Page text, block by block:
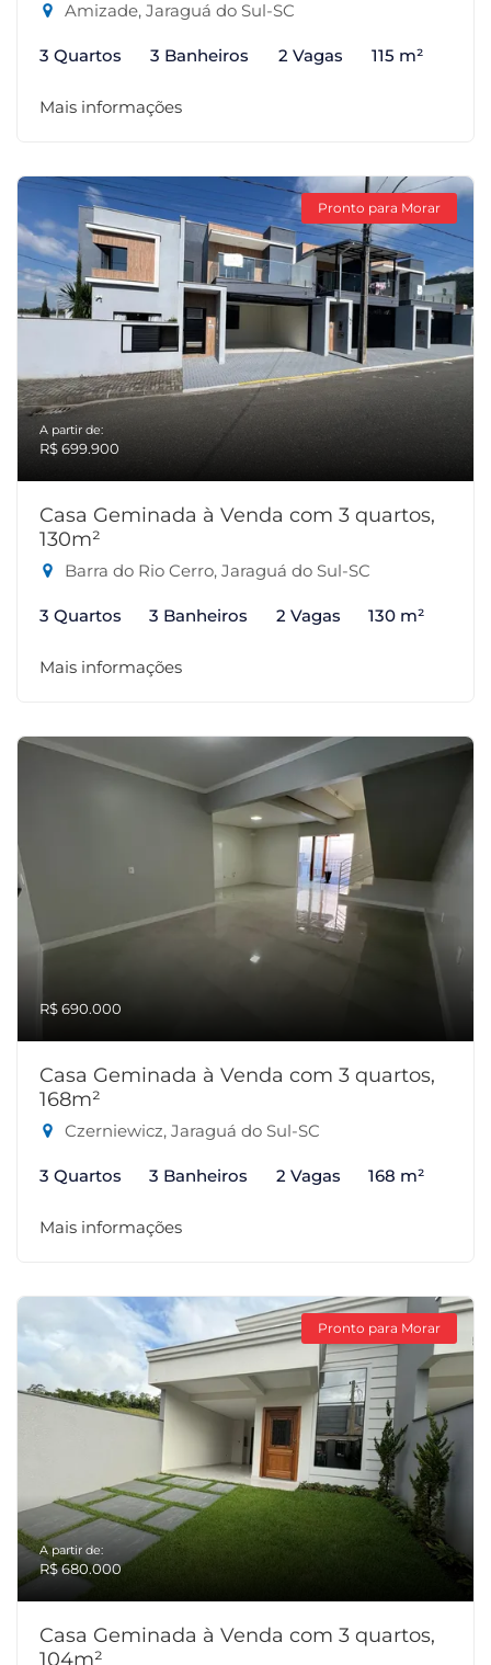
Amizade, Jaraguá do Sul-SC
3 Quartos 3 Banheiros 2 Vagas 115 m²
Mais informações
Pronto para Morar
A partir de:
R$ 699.900
Casa Geminada à Venda com 3 quartos,
130m²
Barra do Rio Cerro, Jaraguá do Sul-SC
3 Quartos 3 Banheiros 2 Vagas 130 m²
Mais informações
R$ 690.000
Casa Geminada à Venda com 3 quartos,
168m²
Czerniewicz, Jaraguá do Sul-SC
3 Quartos 3 Banheiros 2 Vagas 168 m²
Mais informações
Pronto para Morar
A partir de:
R$ 680.000
Casa Geminada à Venda com 3 quartos,
104m²